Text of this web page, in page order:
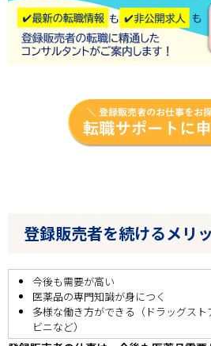
登録販売者を続けるメリ
今後も需要が高い
医薬品の専門知識が身につく
多様な働き方ができる（ドラッグス
ビニなど）